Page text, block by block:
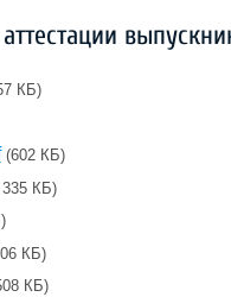
КБ)
(602 КБ)
335 КБ)
КБ)
КБ)